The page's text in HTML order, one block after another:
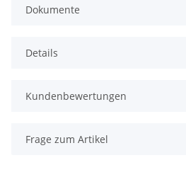
Dokumente
Details
Kundenbewertungen
Frage zum Artikel